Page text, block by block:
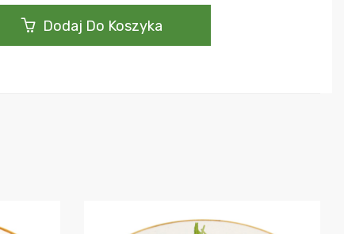
Dodaj Do Koszyka